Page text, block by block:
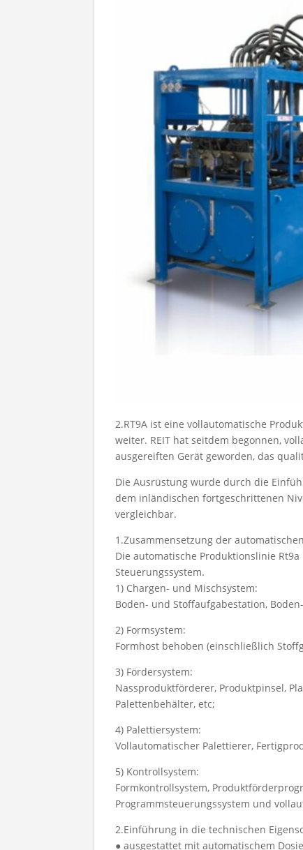
2.RT9A ist eine vollautomatische
weiter. REIT hat seitdem begonnen,
ausgereiften Gerät geworden, das
Die Ausrüstung wurde durch die
dem inländischen fortgeschrittenen
vergleichbar.
1.Zusammensetzung der
Die automatische Produktionslinie
Steuerungssystem.
1) Chargen- und Mischsystem:
Boden- und Stoffaufgabestation,
2) Formsystem:
Formhost behoben (einschließlich
3) Fördersystem:
Nassproduktförderer, Produktpinsel,
Palettenbehälter, etc;
4) Palettiersystem:
Vollautomatischer Palettierer,
5) Kontrollsystem:
Formkontrollsystem,
Programmsteuerungssystem und
2.Einführung in die technischen
● ausgestattet mit automatischem